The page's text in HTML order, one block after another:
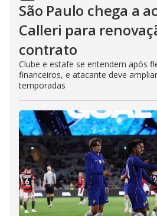
São Paulo chega a
Calleri para
contrato
Clube e estafe se entendem após
financeiros, e atacante deve
temporadas